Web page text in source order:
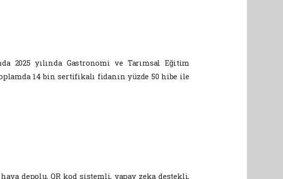
2025 yılında Gastronomi ve Tarımsal Eğitim
14 bin sertifikalı fidanın yüzde 50 hibe ile
depolu, QR kod sistemli, yapay zeka destekli,